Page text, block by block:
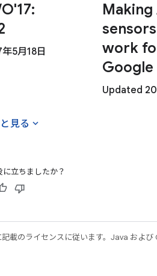
5月18日
work
Google
Updated
見る expand_more
に立ちましたか？
記載のライセンスに従います。Java およ